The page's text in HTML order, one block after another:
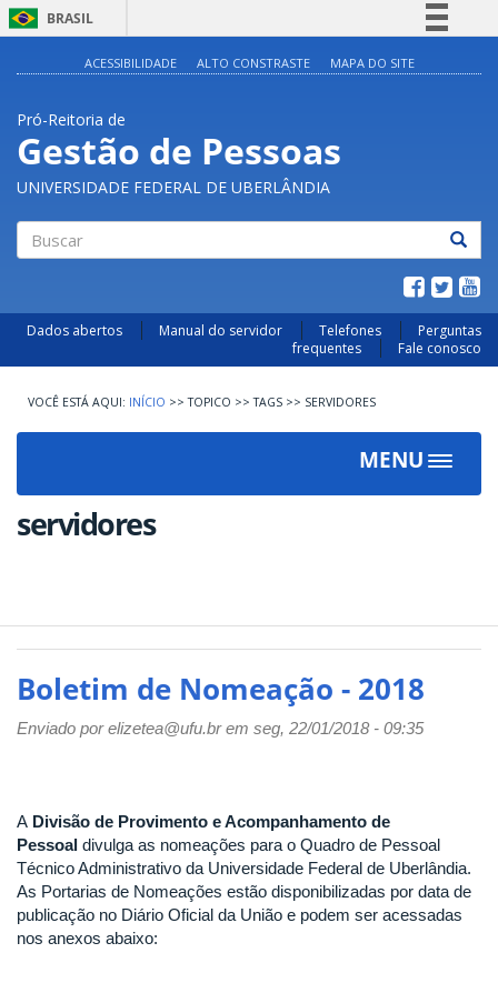
BRASIL
Acesso à informação
Legislação
Canais
ACESSIBILIDADE ALTO CONSTRASTE MAPA DO SITE
Pró-Reitoria de
Gestão de Pessoas
UNIVERSIDADE FEDERAL DE UBERLÂNDIA
Dados abertos Manual do servidor Telefones
Perguntas
frequentes
Fale conosco
INÍCIO >> TOPICO >> TAGS >> SERVIDORES
MENU
Toggle
servidores
Boletim de Nomeação - 2018
Enviado porelizetea@ufu.brem seg, 22/01/2018 - 09:35
A Divisão de Provimento e Acompanhamento de
Pessoal divulga as nomeações para o Quadro de Pessoal
Técnico Administrativo da Universidade Federal de Uberlândia.
As Portarias de Nomeações estão disponibilizadas por data de
publicação no Diário Oficial da União e podem ser acessadas
nos anexos abaixo: